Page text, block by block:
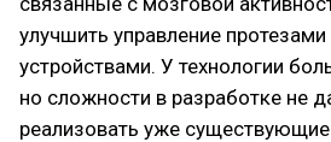
улучшить управление протезами
устройствами. У технологии
но сложности в разработке не
реализовать уже